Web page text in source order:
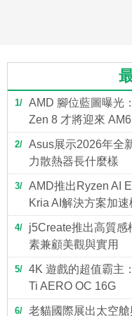
1
AMD 腳位藍圖曝光
Zen 8 才將迎來
2
Asus展示2026年全
力散熱器長什麼樣
3
AMD推出Ryzen AI
Kria AI解決方案加
4
j5Create推出高質感
素兼顧美觀與實用
5
4K 遊戲的超值霸主
Ti AERO OC 16G
6 老貓國際展出太空